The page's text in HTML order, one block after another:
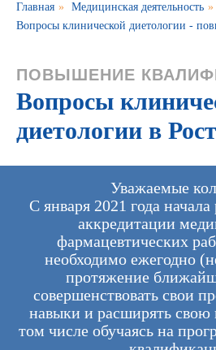
Главная » Медицинская деятельность »
Вопросы клинической диетологии -
ПОВЫШЕНИЕ
Вопросы
диетологии в
Уважаемые
С января 2021 года начала
аккредитации
фармацевтических
необходимо ежегодно
протяжение
совершенствовать свои
навыки и расширять
том числе обучаясь на